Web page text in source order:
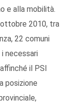
e alla mobilità.
2010, tra
22 comuni
necessari
il PSI
posizione